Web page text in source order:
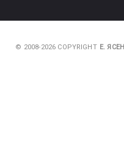
© 2008-2026 COPYRIGHT Е.